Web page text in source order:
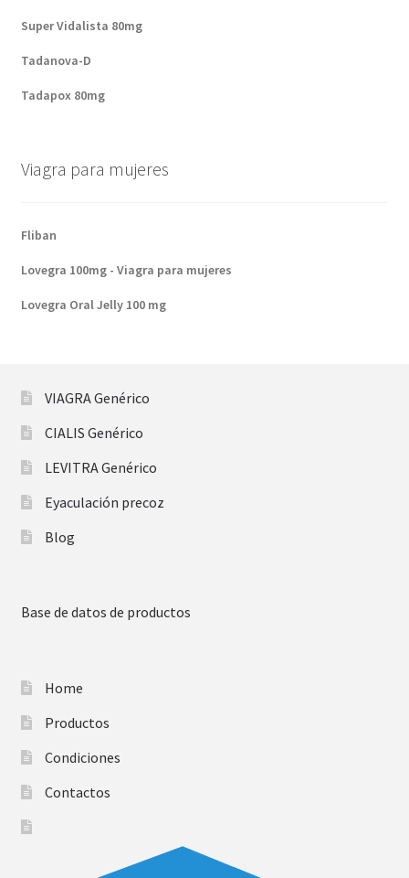
Super Vidalista 80mg
Tadanova-D
Tadapox 80mg
Viagra para mujeres
Fliban
Lovegra 100mg - Viagra para mujeres
Lovegra Oral Jelly 100 mg
VIAGRA Genérico
CIALIS Genérico
LEVITRA Genérico
Eyaculación precoz
Blog
Base de datos de productos
Home
Productos
Condiciones
Contactos